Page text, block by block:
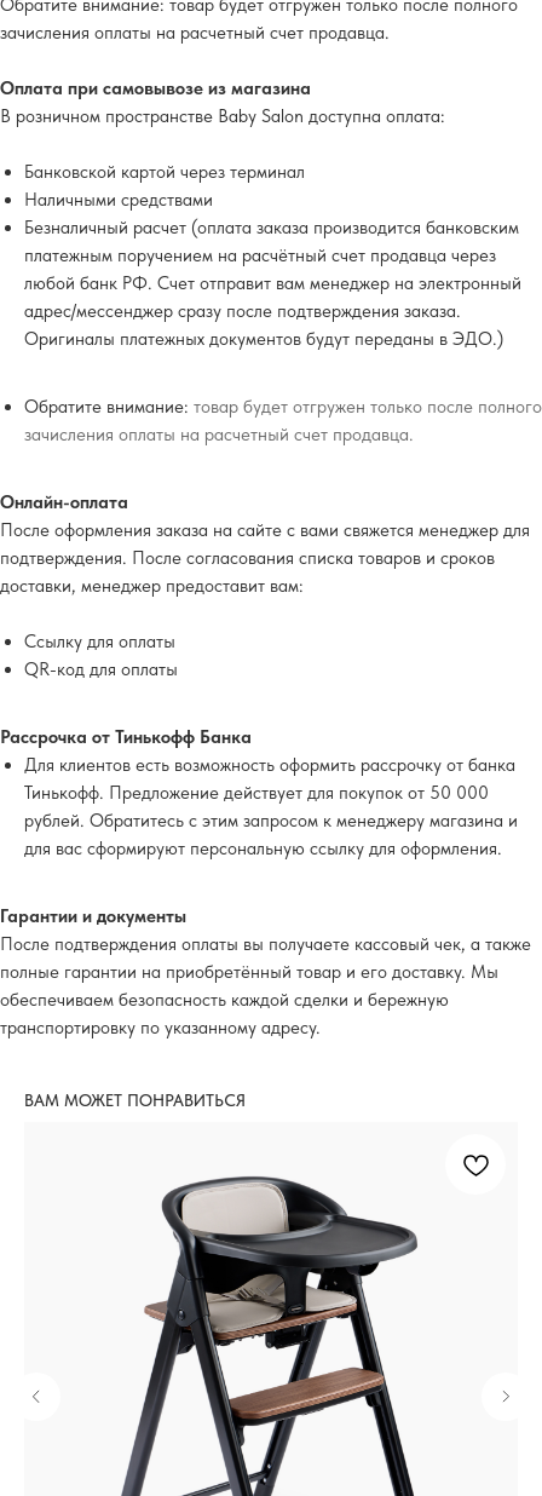
Обратите внимание: товар будет отгружен только после полного
зачисления оплаты на расчетный счет продавца.
Оплата при самовывозе из магазина
В розничном пространстве Baby Salon доступна оплата:
Банковской картой через терминал
Наличными средствами
Безналичный расчет (оплата заказа производится банковским
платежным поручением на расчётный счет продавца через
любой банк РФ. Счет отправит вам менеджер на электронный
адрес/мессенджер сразу после подтверждения заказа.
Оригиналы платежных документов будут переданы в ЭДО.)
Обратите внимание: товар будет отгружен только после полного
зачисления оплаты на расчетный счет продавца.
Онлайн-оплата
После оформления заказа на сайте с вами свяжется менеджер для
подтверждения. После согласования списка товаров и сроков
доставки, менеджер предоставит вам:
Ссылку для оплаты
QR-код для оплаты
Рассрочка от Тинькофф Банка
Для клиентов есть возможность оформить рассрочку от банка
Тинькофф. Предложение действует для покупок от 50 000
рублей. Обратитесь с этим запросом к менеджеру магазина и
для вас сформируют персональную ссылку для оформления.
Гарантии и документы
После подтверждения оплаты вы получаете кассовый чек, а также
полные гарантии на приобретённый товар и его доставку. Мы
обеспечиваем безопасность каждой сделки и бережную
транспортировку по указанному адресу.
ВАМ МОЖЕТ ПОНРАВИТЬСЯ